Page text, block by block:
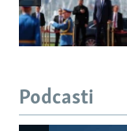
Podcasti